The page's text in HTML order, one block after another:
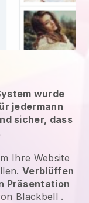
wurde
jedermann
sicher, dass
Ihre Website
Verblüffen
Präsentation
Blackbell .